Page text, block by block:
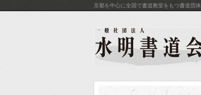
京都を中心に全国で書道教室をもつ書道団体